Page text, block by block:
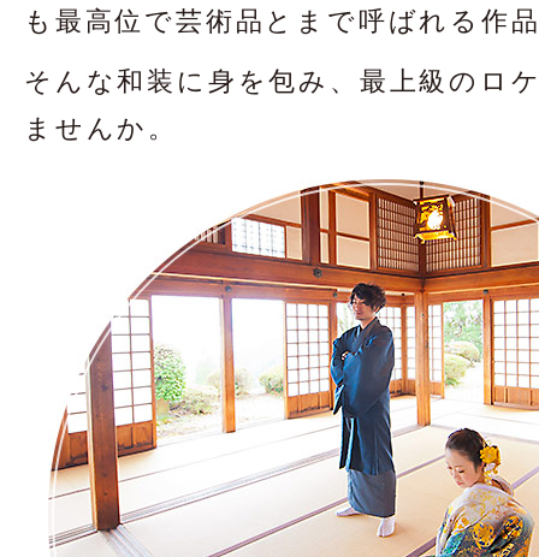
も最高位で芸術品とまで呼ばれる作
そんな和装に身を包み、 最上級のロ
ませんか。